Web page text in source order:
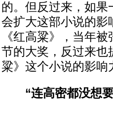
的。但反过来，如
会扩大这部小说的影
《红高粱》，当年
节的大奖，反过来也
粱》这个小说的影响
“连高密都没想